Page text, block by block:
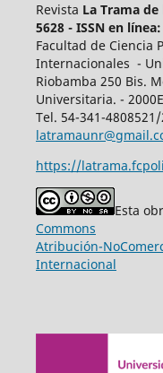
Revista La Trama
5628 - ISSN en
Facultad de Ciencia
Internacionales -
Riobamba 250 Bis.
Universitaria. -
Tel. 54-341-
https://
Esta
Commons
Atribución-
Internacional